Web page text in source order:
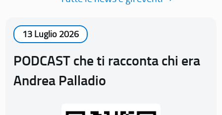
13 Luglio 2026
PODCAST che ti racconta chi era
Andrea Palladio